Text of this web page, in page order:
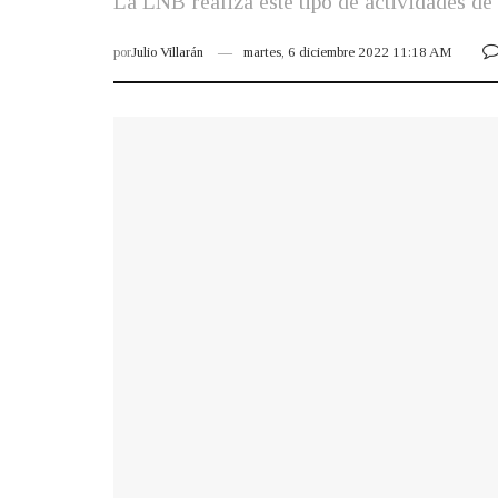
porJulio Villarán martes, 6 diciembre 2022 11:18 AM